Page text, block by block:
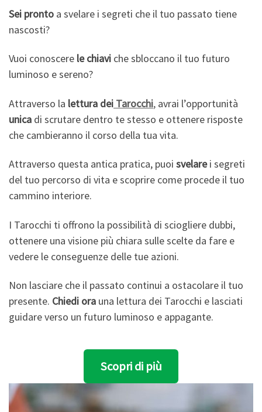
Sei pronto a svelare i segreti che il tuo passato tiene
nascosti?
Vuoi conoscere le chiavi che sbloccano il tuo futuro
luminoso e sereno?
Attraverso la lettura dei Tarocchi, avrai l’opportunità
unica di scrutare dentro te stesso e ottenere risposte
che cambieranno il corso della tua vita.
Attraverso questa antica pratica, puoi svelarei segreti
del tuo percorso di vita e scoprire come procede il tuo
cammino interiore.
I Tarocchi ti offrono la possibilità di sciogliere dubbi,
ottenere una visione più chiara sulle scelte da fare e
vedere le conseguenze delle tue azioni.
Non lasciare che il passato continui a ostacolare il tuo
presente. Chiedi ora una lettura dei Tarocchi e lasciati
guidare verso un futuro luminoso e appagante.
Scopri di più